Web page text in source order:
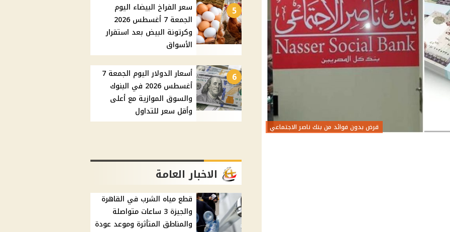
قرض بدون فوائد من بنك ناصر الاجتماعي
5
سعر الفراخ البيضاء اليوم
الجمعة 7 أغسطس 2026
وكرتونة البيض بعد استقرار
الأسواق
6
أسعار الدولار اليوم الجمعة 7
أغسطس 2026 في البنوك
والسوق الموازية مع أعلى
وأقل سعر للتداول
الاخبار العامة
قطع مياه الشرب في القاهرة
والجيزة 3 ساعات متواصلة
والمناطق المتأثرة وموعد عودة